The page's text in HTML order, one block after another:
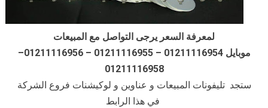
لمعرفة السعر يرجى التواصل مع المبيعات
موبايل 01211116954 – 01211116955 – 01211116956–
01211116958
ستجد تليفونات المبيعات و عناوين و لوكيشنات فروع الشركة
في هذا الرابط